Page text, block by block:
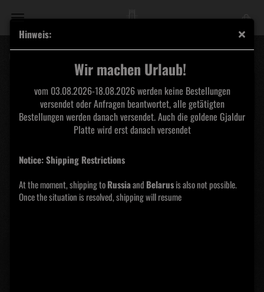
Hinweis:
Wir machen Urlaub!
vom 03.08.2026-18.08.2026 werden keine Bestellungen
versendet oder Anfragen beantwortet, alle getätigten
Bestellungen werden danach versendet. Auch die goldene Gjaldur
Platte wird erst danach versendet
Notice: Shipping Restrictions
At the moment, shipping toRussiaand Belarusis also not possible.
Once the situation is resolved, shipping will resume